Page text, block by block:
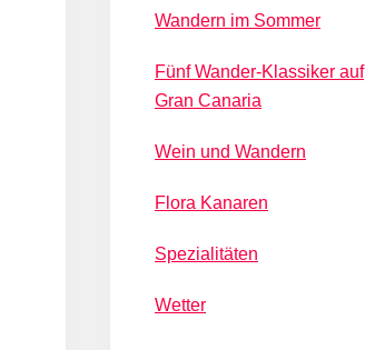
Wandern im Sommer
Fünf Wander-Klassiker auf
Gran Canaria
Wein und Wandern
Flora Kanaren
Spezialitäten
Wetter